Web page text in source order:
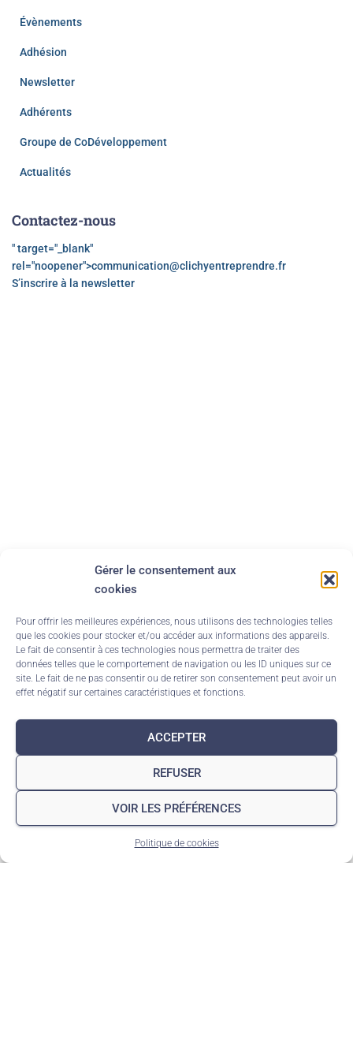
Gérer le consentement aux
cookies
Pour offrir les meilleures expériences, nous utilisons des technologies telles
que les cookies pour stocker et/ou accéder aux informations des appareils.
Le fait de consentir à ces technologies nous permettra de traiter des
données telles que le comportement de navigation ou les ID uniques sur ce
site. Le fait de ne pas consentir ou de retirer son consentement peut avoir un
effet négatif sur certaines caractéristiques et fonctions.
ACCEPTER
REFUSER
VOIR LES PRÉFÉRENCES
Politique de cookies
Évènements
Adhésion
Newsletter
Adhérents
Groupe de CoDéveloppement
Actualités
Contactez-nous
" target="_blank"
rel="noopener">communication@clichyentreprendre.fr
S’inscrire à la newsletter